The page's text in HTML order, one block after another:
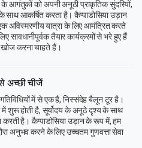
के आगंतुकों को अपनी अनूठी प्राकृतिक सुंदरियों,
आकर्षित करता है। कैप्पाडोसिया उड़ान
अविस्मरणीय यात्रा के लिए आमंत्रित करते
सावधानीपूर्वक तैयार कार्यक्रमों से भरे हुए हैं
खोज करना चाहते हैं।
अच्छी चीजें
में से एक है, निस्संदेह बैलून टूर है।
शुरू होती है, सूर्योदय के अनूठे दृश्य के साथ
है। कैप्पाडोसिया उड़ान के रूप में, हम
अनुभव करने के लिए उच्चतम गुणवत्ता सेवा